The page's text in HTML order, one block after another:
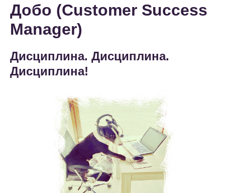
Добо (Customer Success
Manager)
Дисциплина. Дисциплина.
Дисциплина!